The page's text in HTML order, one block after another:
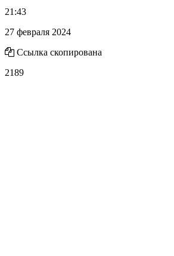
21:43
27 февраля 2024
Ссылка скопирована
2189